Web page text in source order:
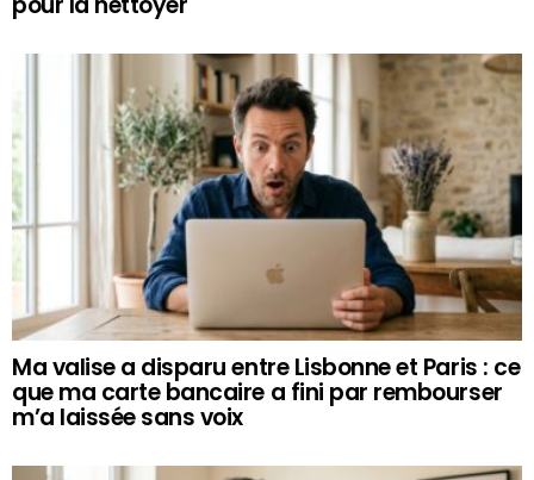
Ma valise a disparu entre Lisbonne et Paris : ce
que ma carte bancaire a fini par rembourser
m’a laissée sans voix